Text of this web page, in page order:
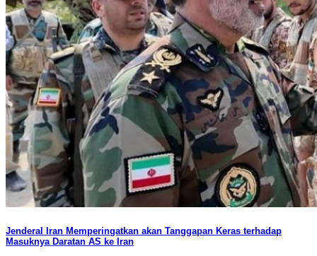
Jenderal Iran Memperingatkan akan Tanggapan Keras terhadap
Masuknya Daratan AS ke Iran